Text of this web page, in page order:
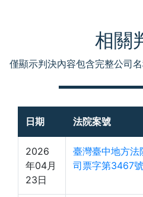
相關
僅顯示判決內容包含完整公司
日期 法院案號
2026
年04月
23日
臺灣臺中地方法
司票字第3467